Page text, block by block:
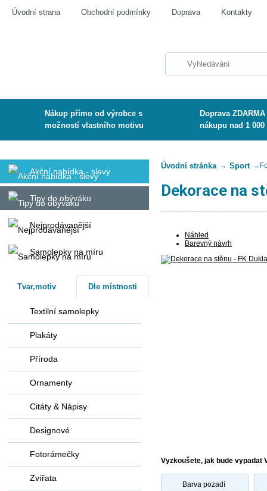
Úvodní strana Obchodní podmínky Doprava Kontakty
Nákup přímo od výrobce s
možností vlastního motivu
Doprava
nákupu nad 1 000
Úvodní stránka → Sport →
Dekorace na
Náhled
Barevný návrh
Vyzkoušete, jak bude vypadat
Barva pozadí
Akční nabídka - slevy
Tipy do obýváku
Nejprodávanější
Samolepky na míru
Tvar,motiv Dle místnosti
Textilní samolepky
Plakáty
Příroda
Ornamenty
Citáty & Nápisy
Designové
Fotorámečky
Zvířata